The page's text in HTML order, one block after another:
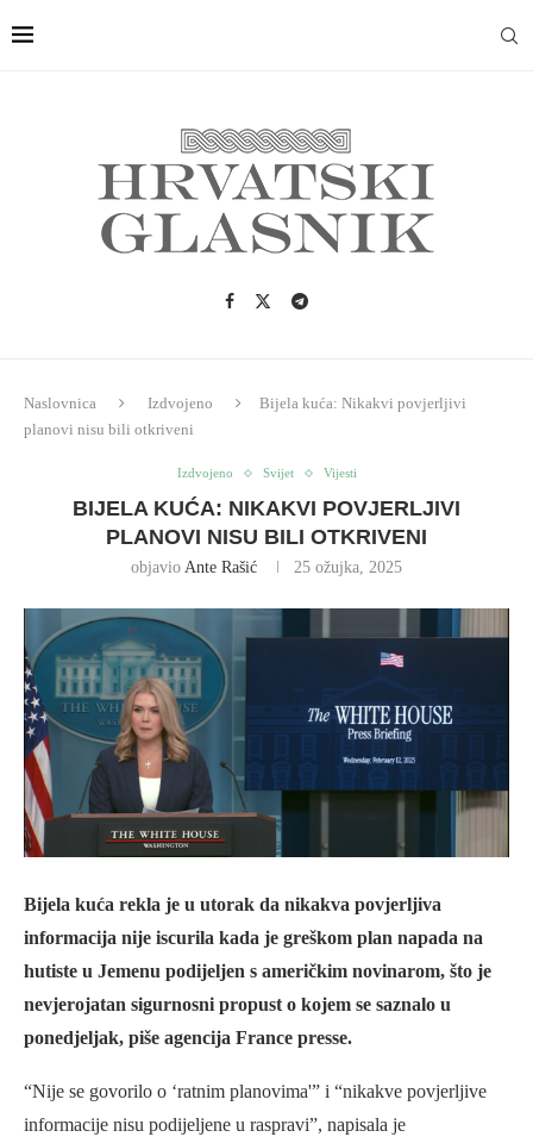
Naslovnica Izdvojeno
Bijela kuća: Nikakvi povjerljivi
planovi nisu bili otkriveni
Izdvojeno Svijet Vijesti
BIJELA KUĆA: NIKAKVI POVJERLJIVI
PLANOVI NISU BILI OTKRIVENI
objavio Ante Rašić 25 ožujka, 2025
Bijela kuća rekla je u utorak da nikakva povjerljiva
informacija nije iscurila kada je greškom plan napada na
hutiste u Jemenu podijeljen s američkim novinarom, što je
nevjerojatan sigurnosni propust o kojem se saznalo u
ponedjeljak, piše agencija France presse.
“Nije se govorilo o ‘ratnim planovima'” i “nikakve povjerljive
informacije nisu podijeljene u raspravi”, napisala je